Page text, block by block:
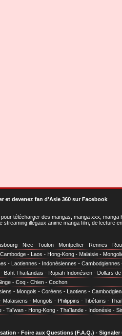
et devenez fan d'Asie 360 sur Facebook
pour télécharger des mangas, manga xxx,
illégaux anime manga film, de lecture
- Nice - Toulon - Montpellier - Rennes -
Cambodge - Laos - Hong-Kong - Malaisie -
- Laotiennes - Indonésiennes - Cambodgiennes
- Baht Thaïlandais - Rupiah Indonésien - Dollars
- Coq - Chien - Cochon
- Mongols - Coréens - Laotiens -
- Malaisiens - Mongols - Philippins - Tibétains -
- Taïwan - Hong-Kong - Thaïlande - Indonésie -
- Foire aux Questions (F.A.Q.) - Signaler